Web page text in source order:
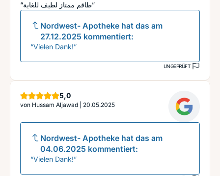
“طاقم ممتاز لطيف للغاية”
Nordwest- Apotheke hat das am
27.12.2025 kommentiert:
“Vielen Dank!”
UNGEPRÜFT
5,0Sterne
von Hussam Aljawad 20.05.2025
Nordwest- Apotheke hat das am
04.06.2025 kommentiert:
“Vielen Dank!”